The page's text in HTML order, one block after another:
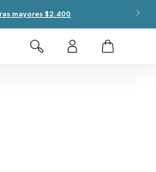
mayores $2.400